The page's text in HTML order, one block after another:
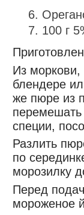
100 г
Из моркови,
блендере
же пюре из
специи,
Разлить
по
морозилку
Перед
мороженое